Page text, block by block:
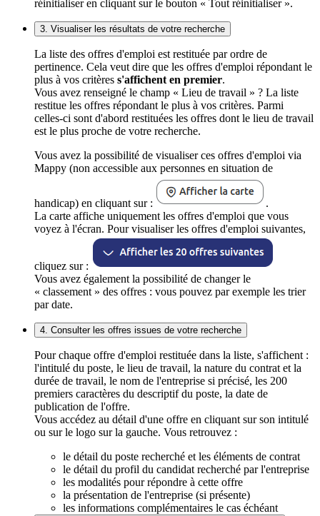
réinitialiser en cliquant sur le bouton « Tout réinitialiser ».
3. Visualiser les résultats de votre recherche
La liste des offres d'emploi est restituée par ordre de
pertinence. Cela veut dire que les offres d'emploi répondant le
plus à vos critères s'affichent en premier.
Vous avez renseigné le champ « Lieu de travail » ? La liste
restitue les offres répondant le plus à vos critères. Parmi
celles-ci sont d'abord restituées les offres dont le lieu de travail
est le plus proche de votre recherche.
Vous avez la possibilité de visualiser ces offres d'emploi via
Mappy (non accessible aux personnes en situation de
handicap) en cliquant sur :
.
La carte affiche uniquement les offres d'emploi que vous
voyez à l'écran. Pour visualiser les offres d'emploi suivantes,
cliquez sur :
Vous avez également la possibilité de changer le
« classement » des offres : vous pouvez par exemple les trier
par date.
4. Consulter les offres issues de votre recherche
Pour chaque offre d'emploi restituée dans la liste, s'affichent :
l'intitulé du poste, le lieu de travail, la nature du contrat et la
durée de travail, le nom de l'entreprise si précisé, les 200
premiers caractères du descriptif du poste, la date de
publication de l'offre.
Vous accédez au détail d'une offre en cliquant sur son intitulé
ou sur le logo sur la gauche. Vous retrouvez :
le détail du poste recherché et les éléments de contrat
le détail du profil du candidat recherché par l'entreprise
les modalités pour répondre à cette offre
la présentation de l'entreprise (si présente)
les informations complémentaires le cas échéant